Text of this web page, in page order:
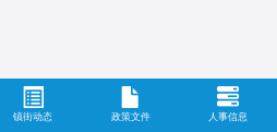
镇街动态 政策文件 人事信息